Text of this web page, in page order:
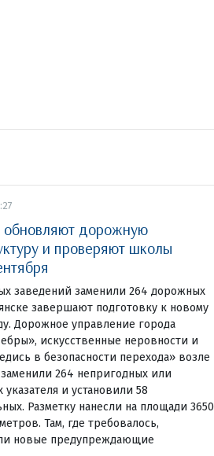
обновляют дорожную
и проверяют школы
заведений заменили 264 дорожных
завершают подготовку к новому
Дорожное управление города
искусственные неровности и
в безопасности перехода» возле
264 непригодных или
указателя и установили 58
Разметку нанесли на площади 3650
Там, где требовалось,
новые предупреждающие